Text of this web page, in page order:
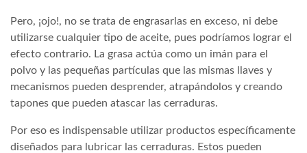
Pero, ¡ojo!, no se trata de engrasarlas en exceso, ni debe
utilizarse cualquier tipo de aceite, pues podríamos lograr el
efecto contrario. La grasa actúa como un imán para el
polvo y las pequeñas partículas que las mismas llaves y
mecanismos pueden desprender, atrapándolos y creando
tapones que pueden atascar las cerraduras.
Por eso es indispensable utilizar productos específicamente
diseñados para lubricar las cerraduras. Estos pueden